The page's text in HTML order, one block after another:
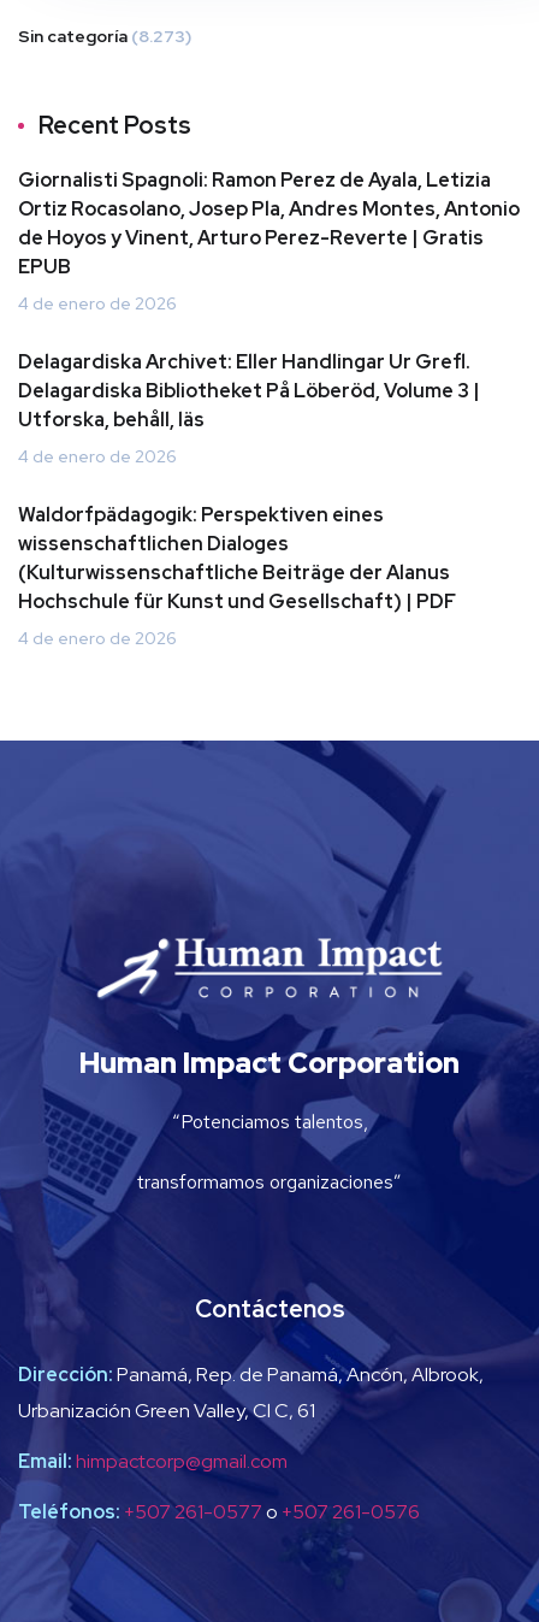
Sin categoría (8.273)
Recent Posts
Giornalisti Spagnoli: Ramon Perez de Ayala, Letizia
Ortiz Rocasolano, Josep Pla, Andres Montes, Antonio
de Hoyos y Vinent, Arturo Perez-Reverte | Gratis
EPUB
4 de enero de 2026
Delagardiska Archivet: Eller Handlingar Ur Grefl.
Delagardiska Bibliotheket På Löberöd, Volume 3 |
Utforska, behåll, läs
4 de enero de 2026
Waldorfpädagogik: Perspektiven eines
wissenschaftlichen Dialoges
(Kulturwissenschaftliche Beiträge der Alanus
Hochschule für Kunst und Gesellschaft) | PDF
4 de enero de 2026
Human Impact Corporation
“Potenciamos talentos,
transformamos organizaciones”
Contáctenos
Dirección:Panamá, Rep. de Panamá, Ancón, Albrook,
Urbanización Green Valley, Cl C, 61
Email:himpactcorp@gmail.com
Teléfonos: +507 261-0577o +507 261-0576